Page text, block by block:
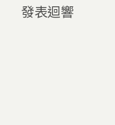
發表迴響